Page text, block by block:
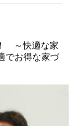
～快適な家
でお得な家づ